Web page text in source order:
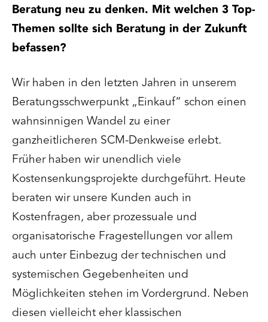
Beratung neu zu denken. Mit welchen 3 Top-
Themen sollte sich Beratung in der Zukunft
befassen?
Wir haben in den letzten Jahren in unserem
Beratungsschwerpunkt „Einkauf“ schon einen
wahnsinnigen Wandel zu einer
ganzheitlicheren SCM-Denkweise erlebt.
Früher haben wir unendlich viele
Kostensenkungsprojekte durchgeführt. Heute
beraten wir unsere Kunden auch in
Kostenfragen, aber prozessuale und
organisatorische Fragestellungen vor allem
auch unter Einbezug der technischen und
systemischen Gegebenheiten und
Möglichkeiten stehen im Vordergrund. Neben
diesen vielleicht eher klassischen